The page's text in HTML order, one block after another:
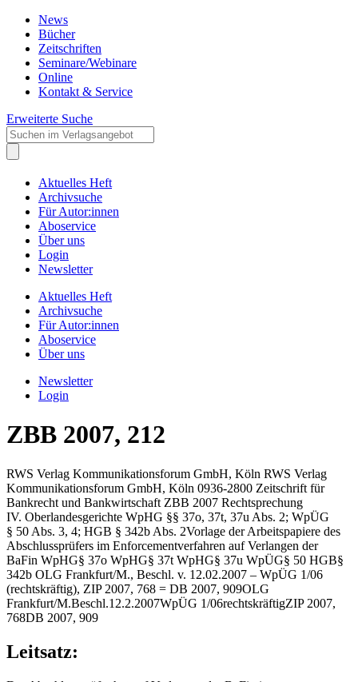
News
Bücher
Zeitschriften
Seminare/Webinare
Online
Kontakt & Service
Erweiterte Suche
Aktuelles Heft
Archivsuche
Für Autor:innen
Aboservice
Über uns
Login
Newsletter
Aktuelles Heft
Archivsuche
Für Autor:innen
Aboservice
Über uns
Newsletter
Login
ZBB 2007, 212
RWS Verlag Kommunikationsforum GmbH, Köln RWS Verlag
Kommunikationsforum GmbH, Köln 0936-2800 Zeitschrift für
Bankrecht und Bankwirtschaft ZBB 2007 Rechtsprechung
IV. Oberlandesgerichte WpHG §§ 37o, 37t, 37u Abs. 2; WpÜG
§ 50 Abs. 3, 4; HGB § 342b Abs. 2Vorlage der Arbeitspapiere des
Abschlussprüfers im Enforcementverfahren auf Verlangen der
BaFin WpHG§ 37o WpHG§ 37t WpHG§ 37u WpÜG§ 50 HGB§
342b OLG Frankfurt/M., Beschl. v. 12.02.2007 – WpÜG 1/06
(rechtskräftig), ZIP 2007, 768 = DB 2007, 909OLG
Frankfurt/M.Beschl.12.2.2007WpÜG 1/06rechtskräftigZIP 2007,
768DB 2007, 909
Leitsatz: